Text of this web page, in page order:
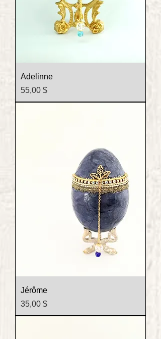
Adelinne
Prix
55,00 $
Jérôme
Prix
35,00 $